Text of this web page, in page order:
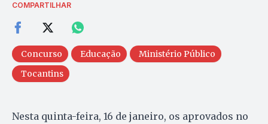
COMPARTILHAR
Concurso Educação
Ministério Público
Tocantins
Nesta quinta-feira, 16 de janeiro, os aprovados no